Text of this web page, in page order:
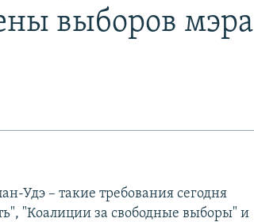
выборов мэра
Удэ – такие требования сегодня
"Коалиции за свободные выборы" и